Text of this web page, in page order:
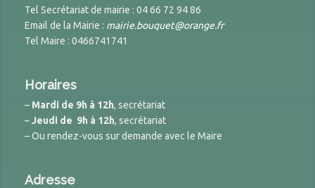
Tel Secrétariat de mairie : 04 66 72 94 86
Email de la Mairie : mairie.bouquet@orange.fr
Tel Maire : 0466741741
Horaires
– Mardi de 9h à 12h, secrétariat
–Jeudi de 9h à 12h, secrétariat
– Ou rendez-vous sur demande avec le Maire
Adresse